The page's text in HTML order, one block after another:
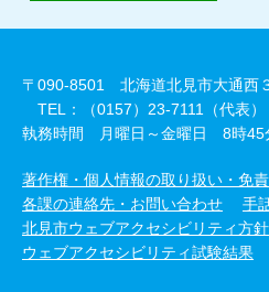
〒090-8501 北海道北見市大通西
TEL：（0157）23-7111（代表）
執務時間 月曜日～金曜日 8時45
著作権・個人情報の取り扱い・免
各課の連絡先・お問い合わせ
手
北見市ウェブアクセシビリティ方針
ウェブアクセシビリティ試験結果